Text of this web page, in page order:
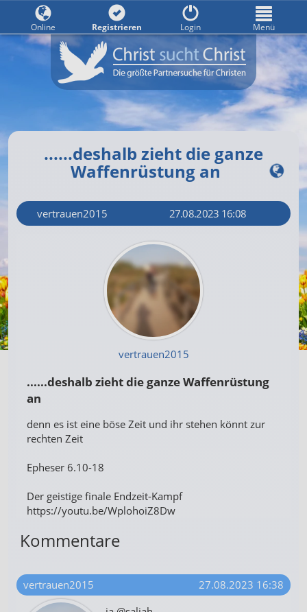
......deshalb zieht die ganze
Waffenrüstung an
vertrauen2015 27.08.2023 16:08
vertrauen2015
......deshalb zieht die ganze Waffenrüstung
an
denn es ist eine böse Zeit und ihr stehen könnt zur
rechten Zeit
Epheser 6.10-18
Der geistige finale Endzeit-Kampf
https://youtu.be/WplohoiZ8Dw
Kommentare
vertrauen2015
27.08.2023 16:38
Online Registrieren Login Menü